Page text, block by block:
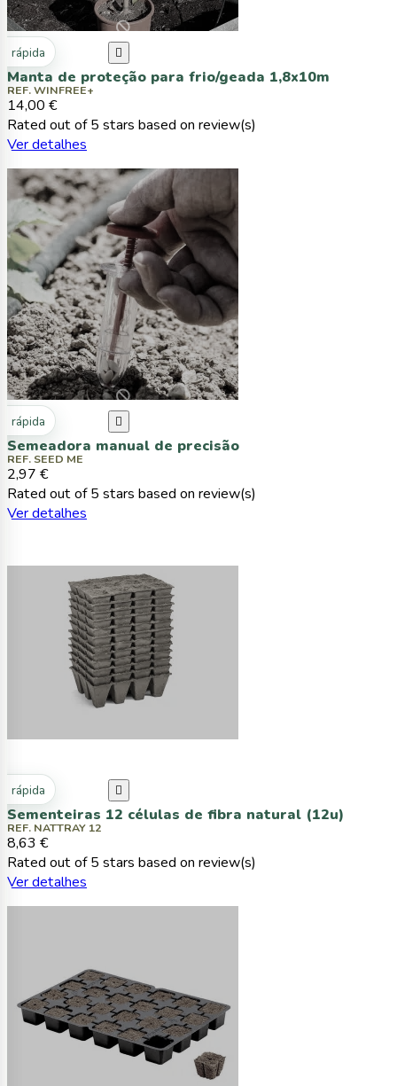
rápida 
Manta de proteção para frio/geada 1,8x10m
REF. WINFREE+
14,00 €
Rated out of 5 stars based on review(s)
Ver detalhes
rápida 
Semeadora manual de precisão
REF. SEED ME
2,97 €
Rated out of 5 stars based on review(s)
Ver detalhes
rápida 
Sementeiras 12 células de fibra natural (12u)
REF. NATTRAY 12
8,63 €
Rated out of 5 stars based on review(s)
Ver detalhes